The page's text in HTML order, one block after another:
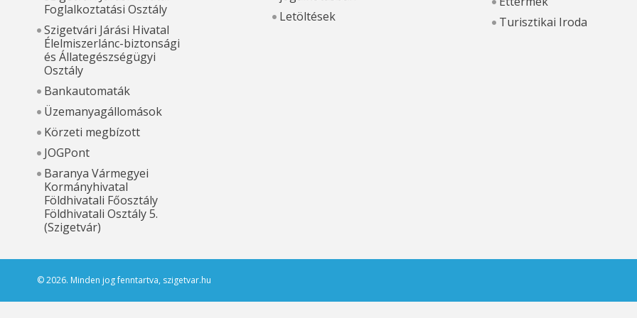
Foglalkoztatási Osztály
Szigetvári Járási Hivatal
Élelmiszerlánc-biztonsági
és Állategészségügyi
Osztály
Bankautomaták
Üzemanyagállomások
Körzeti megbízott
JOGPont
Baranya Vármegyei
Kormányhivatal
Földhivatali Főosztály
Földhivatali Osztály 5.
(Szigetvár)
Letöltések
Turisztikai Iroda
© 2026. Minden jog fenntartva, szigetvar.hu